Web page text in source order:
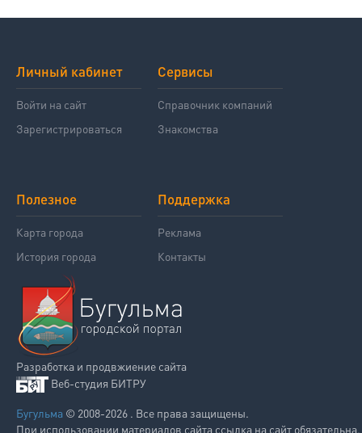
Личный кабинет
Войти на сайт
Зарегистрироваться
Сервисы
Справочник компаний
Знакомства
Полезное
Карта города
История города
Поддержка
Реклама
Контакты
Разработка и продвжиение сайта
Веб-студия БИТРУ
Бугульма © 2008-2026 . Все права защищены.
При использовании материалов сайта ссылка на сайт обязательна.